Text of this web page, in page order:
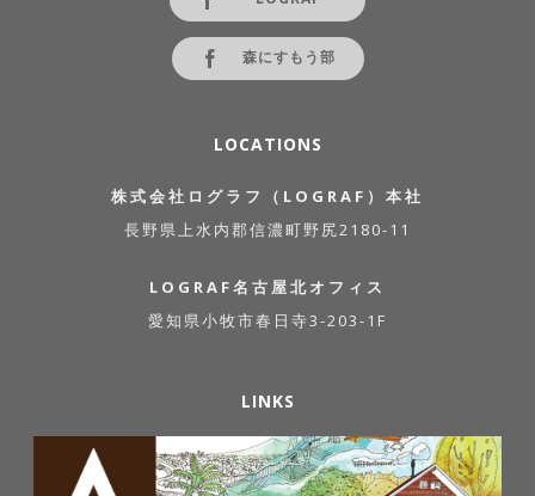
森にすもう部
LOCATIONS
株式会社ログラフ（LOGRAF）本社
長野県上水内郡信濃町野尻2180-11
LOGRAF名古屋北オフィス
愛知県小牧市春日寺3-203-1F
LINKS